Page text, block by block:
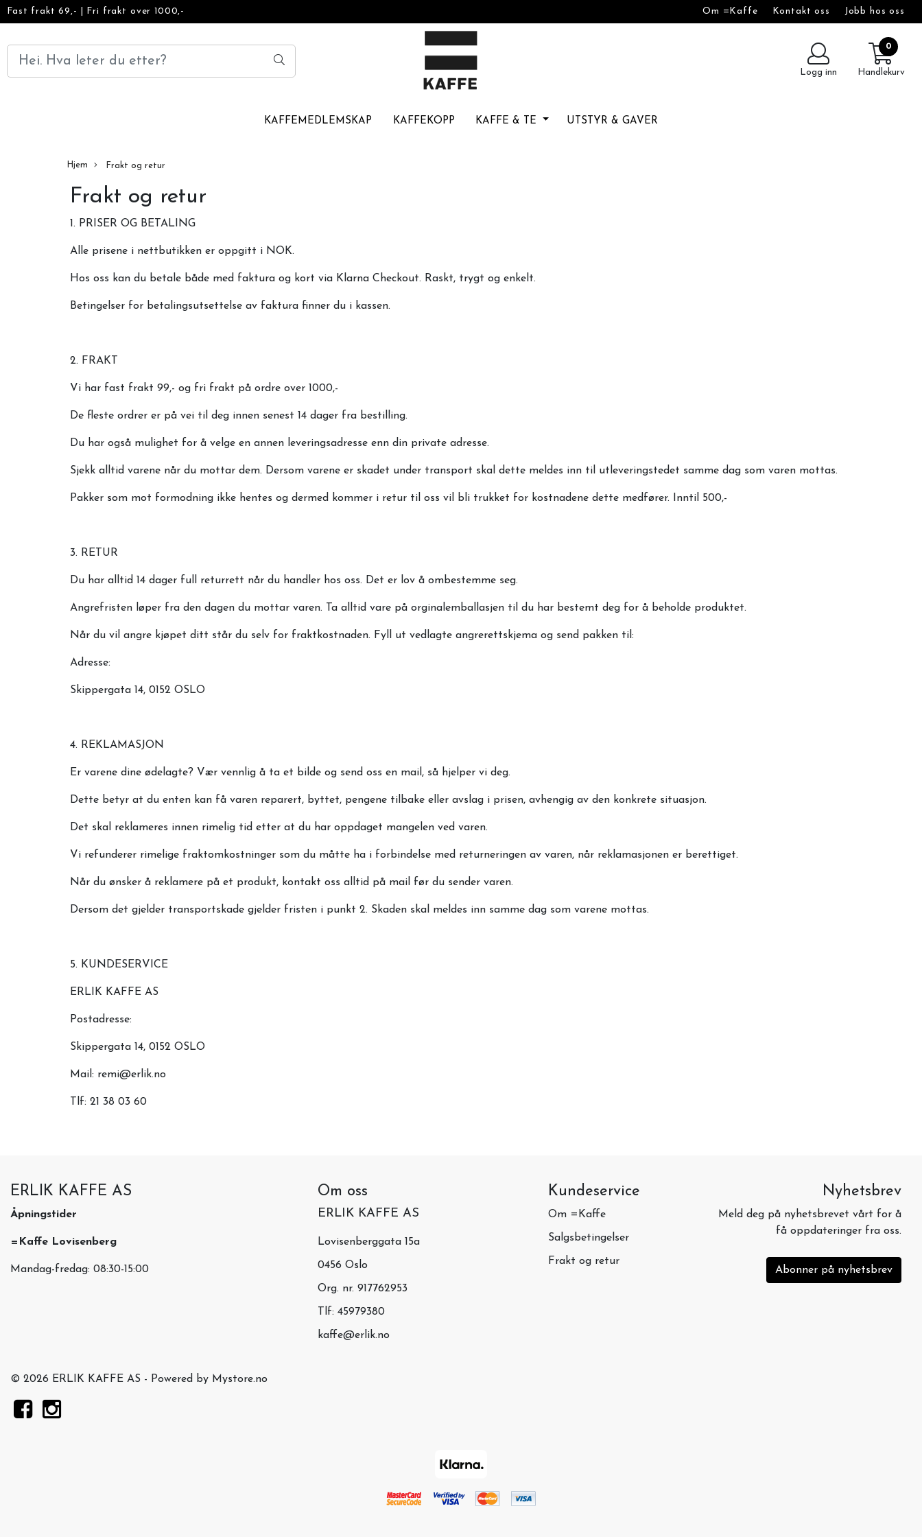
Fast frakt 69,- Fri frakt over 1000,- Om =Kaffe Kontakt oss Jobb hos oss
Logg inn
0
Handlekurv
KAFFEMEDLEMSKAP KAFFEKOPP KAFFE & TE UTSTYR & GAVER
Hjem Frakt og retur
Frakt og retur
1. PRISER OG BETALING
Alle prisene i nettbutikken er oppgitt i NOK.
Hos oss kan du betale både med faktura og kort via Klarna Checkout. Raskt, trygt og enkelt.
Betingelser for betalingsutsettelse av faktura finner du i kassen.
2. FRAKT
Vi har fast frakt 99,- og fri frakt på ordre over 1000,-
De fleste ordrer er på vei til deg innen senest 14 dager fra bestilling.
Du har også mulighet for å velge en annen leveringsadresse enn din private adresse.
Sjekk alltid varene når du mottar dem. Dersom varene er skadet under transport skal dette meldes inn til utleveringstedet samme dag som varen mottas.
Pakker som mot formodning ikke hentes og dermed kommer i retur til oss vil bli trukket for kostnadene dette medfører. Inntil 500,-
3. RETUR
Du har alltid 14 dager full returrett når du handler hos oss. Det er lov å ombestemme seg.
Angrefristen løper fra den dagen du mottar varen. Ta alltid vare på orginalemballasjen til du har bestemt deg for å beholde produktet.
Når du vil angre kjøpet ditt står du selv for fraktkostnaden. Fyll ut vedlagte angrerettskjema og send pakken til:
Adresse:
Skippergata 14, 0152 OSLO
4. REKLAMASJON
Er varene dine ødelagte? Vær vennlig å ta et bilde og send oss en mail, så hjelper vi deg.
Dette betyr at du enten kan få varen reparert, byttet, pengene tilbake eller avslag i prisen, avhengig av den konkrete situasjon.
Det skal reklameres innen rimelig tid etter at du har oppdaget mangelen ved varen.
Vi refunderer rimelige fraktomkostninger som du måtte ha i forbindelse med returneringen av varen, når reklamasjonen er berettiget.
Når du ønsker å reklamere på et produkt, kontakt oss alltid på mail før du sender varen.
Dersom det gjelder transportskade gjelder fristen i punkt 2. Skaden skal meldes inn samme dag som varene mottas.
5. KUNDESERVICE
ERLIK KAFFE AS
Postadresse:
Skippergata 14, 0152 OSLO
Mail: remi@erlik.no
Tlf: 21 38 03 60
ERLIK KAFFE AS
Åpningstider
=Kaffe Lovisenberg
Mandag-fredag: 08:30-15:00
© 2026 ERLIK KAFFE AS - Powered by Mystore.no
Om oss
ERLIK KAFFE AS
Lovisenberggata 15a
0456 Oslo
Org. nr. 917762953
Tlf: 45979380
kaffe@erlik.no
Kundeservice
Om =Kaffe
Salgsbetingelser
Frakt og retur
Nyhetsbrev
Meld deg på nyhetsbrevet vårt for å
få oppdateringer fra oss.
Abonner på nyhetsbrev